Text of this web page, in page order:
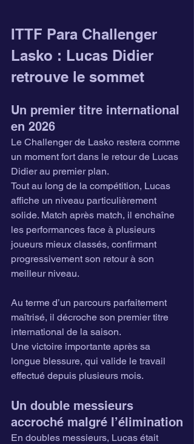
ITTF Para Challenger
Lasko : Lucas Didier
retrouve le sommet
Un premier titre international
en 2026
Le Challenger de Lasko restera comme
un moment fort dans le retour de Lucas
Didier au premier plan.
Tout au long de la compétition, Lucas
affiche un niveau particulièrement
solide. Match après match, il enchaîne
les performances face à plusieurs
joueurs mieux classés, confirmant
progressivement son retour à son
meilleur niveau.
Au terme d’un parcours parfaitement
maîtrisé, il décroche son premier titre
international de la saison.
Une victoire importante après sa
longue blessure, qui valide le travail
effectué depuis plusieurs mois.
Un double messieurs
accroché malgré l’élimination
En doubles messieurs, Lucas était